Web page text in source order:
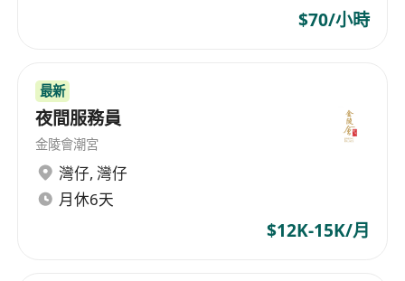
$70/小時
最新
夜間服務員
金陵會潮宮
灣仔, 灣仔
月休6天
$12K-15K/月